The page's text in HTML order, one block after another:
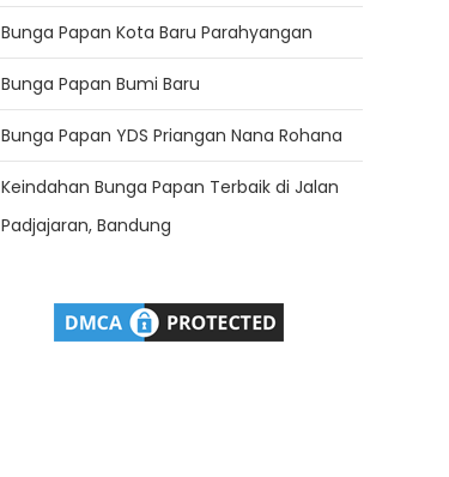
Bunga Papan Kota Baru Parahyangan
Bunga Papan Bumi Baru
Bunga Papan YDS Priangan Nana Rohana
Keindahan Bunga Papan Terbaik di Jalan
Padjajaran, Bandung